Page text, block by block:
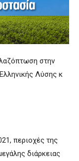
στην
Λύσης κ
περιοχές της
διάρκειας